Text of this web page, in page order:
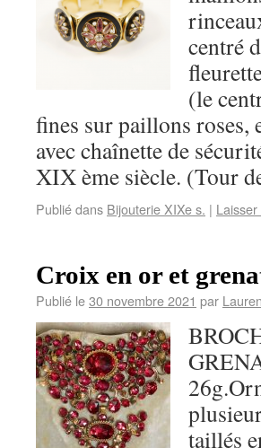
centré
(le
fines sur paillons roses,
avec chaînette de
XIX ème siècle. (Tour
Publié dans Bijouterie XIXe s. |
Croix en or et
Publié le30 novembre 2021 par
taillés